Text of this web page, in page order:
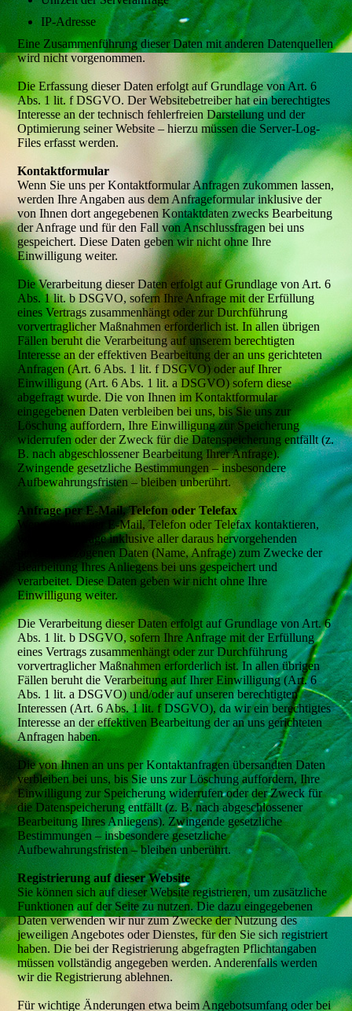
IP-Adresse
Eine Zusammenführung dieser Daten mit anderen Datenquellen
wird nicht vorgenommen.
Die Erfassung dieser Daten erfolgt auf Grundlage von Art. 6
Abs. 1 lit. f DSGVO. Der Websitebetreiber hat ein berechtigtes
Interesse an der technisch fehlerfreien Darstellung und der
Optimierung seiner Website – hierzu müssen die Server-Log-
Files erfasst werden.
Kontaktformular
Wenn Sie uns per Kontaktformular Anfragen zukommen lassen,
werden Ihre Angaben aus dem Anfrageformular inklusive der
von Ihnen dort angegebenen Kontaktdaten zwecks Bearbeitung
der Anfrage und für den Fall von Anschlussfragen bei uns
gespeichert. Diese Daten geben wir nicht ohne Ihre
Einwilligung weiter.
Die Verarbeitung dieser Daten erfolgt auf Grundlage von Art. 6
Abs. 1 lit. b DSGVO, sofern Ihre Anfrage mit der Erfüllung
eines Vertrags zusammenhängt oder zur Durchführung
vorvertraglicher Maßnahmen erforderlich ist. In allen übrigen
Fällen beruht die Verarbeitung auf unserem berechtigten
Interesse an der effektiven Bearbeitung der an uns gerichteten
Anfragen (Art. 6 Abs. 1 lit. f DSGVO) oder auf Ihrer
Einwilligung (Art. 6 Abs. 1 lit. a DSGVO) sofern diese
abgefragt wurde. Die von Ihnen im Kontaktformular
eingegebenen Daten verbleiben bei uns, bis Sie uns zur
Löschung auffordern, Ihre Einwilligung zur Speicherung
widerrufen oder der Zweck für die Datenspeicherung entfällt (z.
B. nach abgeschlossener Bearbeitung Ihrer Anfrage).
Zwingende gesetzliche Bestimmungen – insbesondere
Aufbewahrungsfristen – bleiben unberührt.
Anfrage per E-Mail, Telefon oder Telefax
Wenn Sie uns per E-Mail, Telefon oder Telefax kontaktieren,
wird Ihre Anfrage inklusive aller daraus hervorgehenden
personenbezogenen Daten (Name, Anfrage) zum Zwecke der
Bearbeitung Ihres Anliegens bei uns gespeichert und
verarbeitet. Diese Daten geben wir nicht ohne Ihre
Einwilligung weiter.
Die Verarbeitung dieser Daten erfolgt auf Grundlage von Art. 6
Abs. 1 lit. b DSGVO, sofern Ihre Anfrage mit der Erfüllung
eines Vertrags zusammenhängt oder zur Durchführung
vorvertraglicher Maßnahmen erforderlich ist. In allen übrigen
Fällen beruht die Verarbeitung auf Ihrer Einwilligung (Art. 6
Abs. 1 lit. a DSGVO) und/oder auf unseren berechtigten
Interessen (Art. 6 Abs. 1 lit. f DSGVO), da wir ein berechtigtes
Interesse an der effektiven Bearbeitung der an uns gerichteten
Anfragen haben.
Die von Ihnen an uns per Kontaktanfragen übersandten Daten
verbleiben bei uns, bis Sie uns zur Löschung auffordern, Ihre
Einwilligung zur Speicherung widerrufen oder der Zweck für
die Datenspeicherung entfällt (z. B. nach abgeschlossener
Bearbeitung Ihres Anliegens). Zwingende gesetzliche
Bestimmungen – insbesondere gesetzliche
Aufbewahrungsfristen – bleiben unberührt.
Registrierung auf dieser Website
Sie können sich auf dieser Website registrieren, um zusätzliche
Funktionen auf der Seite zu nutzen. Die dazu eingegebenen
Daten verwenden wir nur zum Zwecke der Nutzung des
jeweiligen Angebotes oder Dienstes, für den Sie sich registriert
haben. Die bei der Registrierung abgefragten Pflichtangaben
müssen vollständig angegeben werden. Anderenfalls werden
wir die Registrierung ablehnen.
Für wichtige Änderungen etwa beim Angebotsumfang oder bei